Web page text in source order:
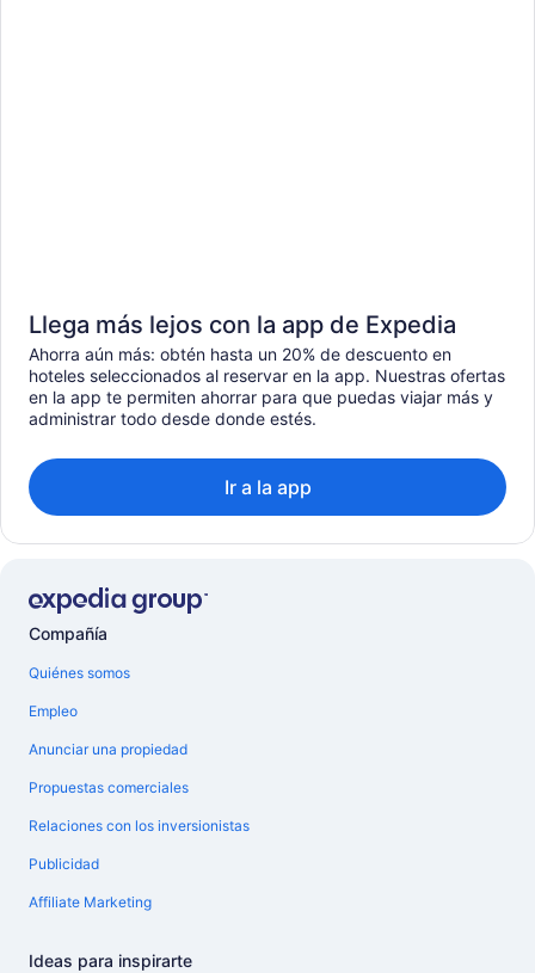
Llega más lejos con la app de Expedia
Ahorra aún más: obtén hasta un 20% de descuento en
hoteles seleccionados al reservar en la app. Nuestras ofertas
en la app te permiten ahorrar para que puedas viajar más y
administrar todo desde donde estés.
Ir a la app
Compañía
Quiénes somos
Empleo
Anunciar una propiedad
Propuestas comerciales
Relaciones con los inversionistas
Publicidad
Affiliate Marketing
Ideas para inspirarte